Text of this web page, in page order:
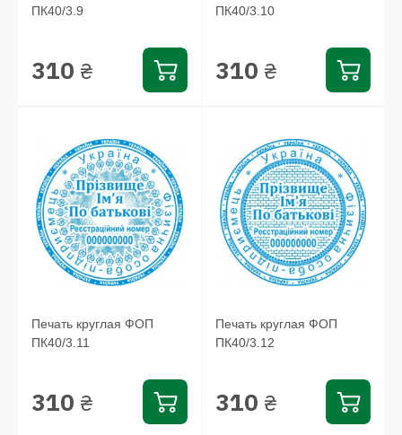
ПК40/3.9
310 ₴
ПК40/3.10
310 ₴
Печать круглая ФОП
ПК40/3.11
310 ₴
Печать круглая ФОП
ПК40/3.12
310 ₴